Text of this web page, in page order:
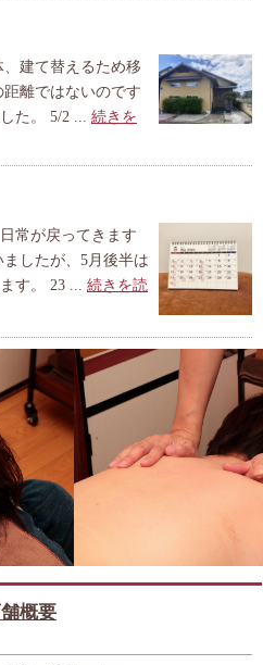
、建て替えるため移
離ではないのです
た。 5/2 ... 続きを
常が戻ってきます
したが、5月後半は
す。 23 ... 続きを読
概要